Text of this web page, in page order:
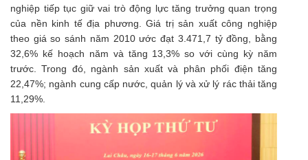
nghiệp tiếp tục giữ vai trò động lực tăng trưởng quan trọng
của nền kinh tế địa phương. Giá trịsản xuất công nghiệp
theo giá so sánh năm 2010 ước đạt 3.471,7 tỷ đồng, bằng
32,6% kế hoạch năm và tăng 13,3% so với cùng kỳ năm
trước. Trong đó, ngành sản xuất và phân phối điện tăng
22,47%; ngành cung cấp nước, quản lý và xử lý rác thải tăng
11,29%.